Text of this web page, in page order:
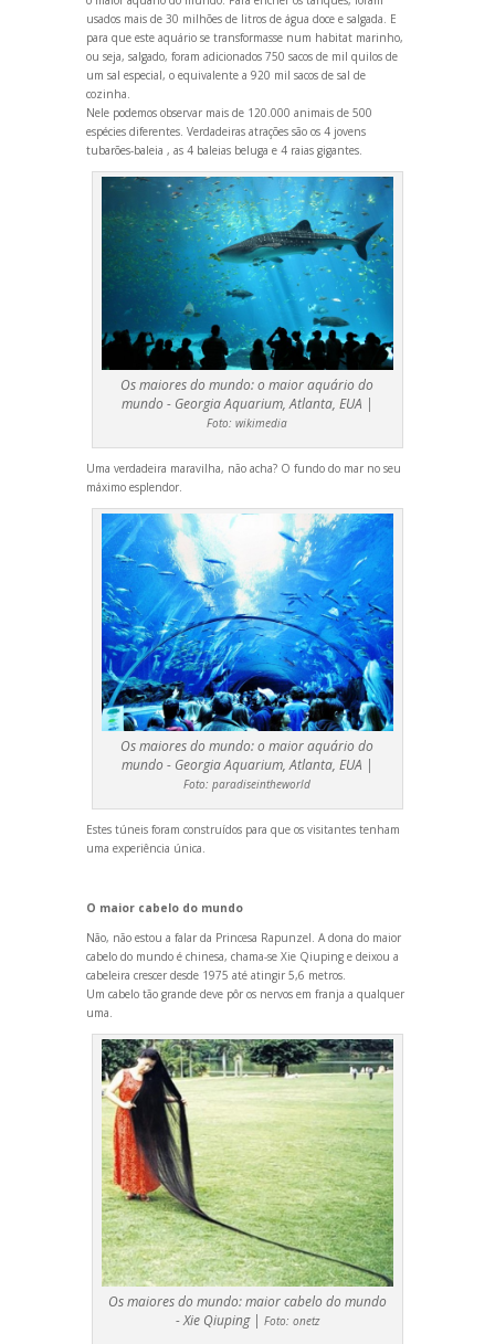
usados mais de 30 milhões de litros de água doce e salgada. E
para que este aquário se transformasse num habitat marinho,
ou seja, salgado, foram adicionados 750 sacos de mil quilos de
um sal especial, o equivalente a 920 mil sacos de sal de
cozinha.
Nele podemos observar mais de 120.000 animais de 500
espécies diferentes. Verdadeiras atrações são os 4 jovens
tubarões-baleia , as 4 baleias beluga e 4 raias gigantes.
Os maiores do mundo: o maior aquário do
mundo - Georgia Aquarium, Atlanta, EUA |
Foto:wikimedia
Uma verdadeira maravilha, não acha? O fundo do mar no seu
máximo esplendor.
Os maiores do mundo: o maior aquário do
mundo - Georgia Aquarium, Atlanta, EUA |
Foto:paradiseintheworld
Estes túneis foram construídos para que os visitantes tenham
uma experiência única.
O maior cabelo do mundo
Não, não estou a falar da Princesa Rapunzel. A dona do maior
cabelo do mundo é chinesa, chama-se Xie Qiuping e deixou a
cabeleira crescer desde 1975 até atingir 5,6 metros.
Um cabelo tão grande deve pôr os nervos em franja a qualquer
uma.
Os maiores do mundo: maior cabelo do mundo
- Xie Qiuping | Foto: onetz